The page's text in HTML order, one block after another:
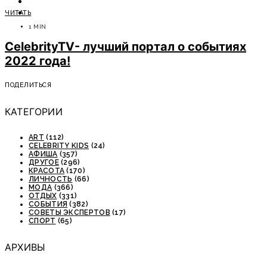
СОВЕТЫ ЭКСПЕРТОВ
ЧИТАТЬ
1 MIN
CelebrityTV- лучший портал о событиях
2022 года!
ПОДЕЛИТЬСЯ
КАТЕГОРИИ
ART (112)
CELEBRITY KIDS (24)
АФИША (357)
ДРУГОЕ(296)
КРАСОТА (170)
ЛИЧНОСТЬ (66)
МОДА (366)
ОТДЫХ (331)
СОБЫТИЯ (382)
СОВЕТЫ ЭКСПЕРТОВ (17)
СПОРТ (65)
АРХИВЫ